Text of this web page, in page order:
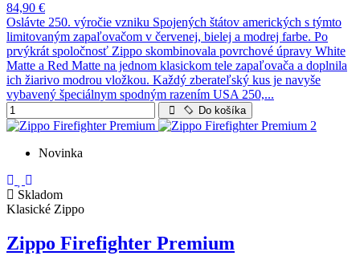
84,90 €
Oslávte 250. výročie vzniku Spojených štátov amerických s týmto
limitovaným zapaľovačom v červenej, bielej a modrej farbe. Po
prvýkrát spoločnosť Zippo skombinovala povrchové úpravy White
Matte a Red Matte na jednom klasickom tele zapaľovača a doplnila
ich žiarivo modrou vložkou. Každý zberateľský kus je navyše
vybavený špeciálnym spodným razením USA 250,...
Do košíka
Novinka
Skladom
Klasické Zippo
Zippo Firefighter Premium